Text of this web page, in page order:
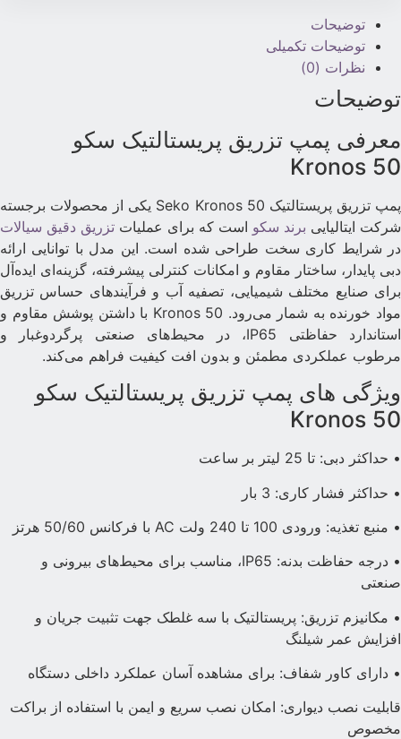
توضیحات
توضیحات تکمیلی
نظرات (0)
توضیحات
معرفی پمپ تزریق پریستالتیک سکو
Kronos 50
پمپ تزریق پریستالتیک Seko Kronos 50 یکی از محصولات برجسته
شرکت ایتالیایی برند سکو است که برای عملیات تزریق دقیق سیالات
در شرایط کاری سخت طراحی شده است. این مدل با توانایی ارائه
دبی پایدار، ساختار مقاوم و امکانات کنترلی پیشرفته، گزینه‌ای ایده‌آل
برای صنایع مختلف شیمیایی، تصفیه آب و فرآیندهای حساس تزریق
مواد خورنده به شمار می‌رود. Kronos 50 با داشتن پوشش مقاوم و
استاندارد حفاظتی IP65، در محیط‌های صنعتی پرگردوغبار و
مرطوب عملکردی مطمئن و بدون افت کیفیت فراهم می‌کند.
ویژگی های پمپ تزریق پریستالتیک سکو
Kronos 50
• حداکثر دبی: تا 25 لیتر بر ساعت
• حداکثر فشار کاری: 3 بار
• منبع تغذیه: ورودی 100 تا 240 ولت AC با فرکانس 50/60 هرتز
• درجه حفاظت بدنه: IP65، مناسب برای محیط‌های بیرونی و
صنعتی
• مکانیزم تزریق: پریستالتیک با سه غلطک جهت تثبیت جریان و
افزایش عمر شیلنگ
• دارای کاور شفاف: برای مشاهده آسان عملکرد داخلی دستگاه
قابلیت نصب دیواری: امکان نصب سریع و ایمن با استفاده از براکت
مخصوص